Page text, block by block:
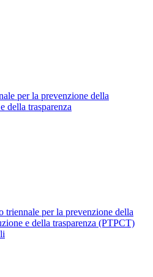
per la prevenzione della
della trasparenza
triennale per la prevenzione della
e della trasparenza (PTPCT)